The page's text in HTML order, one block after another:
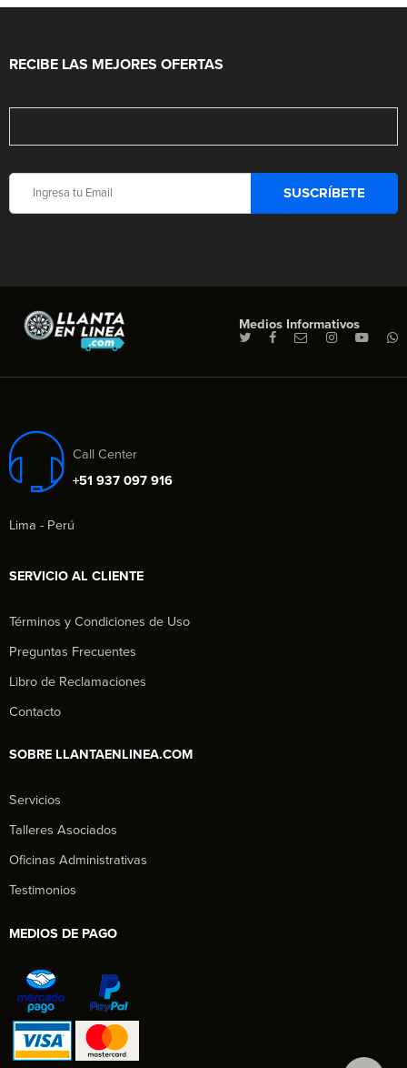
RECIBE LAS MEJORES OFERTAS
Medios Informativos
Call Center
+51 937 097 916
Lima - Perú
SERVICIO AL CLIENTE
Términos y Condiciones de Uso
Preguntas Frecuentes
Libro de Reclamaciones
Contacto
SOBRE LLANTAENLINEA.COM
Servicios
Talleres Asociados
Oficinas Administrativas
Testimonios
MEDIOS DE PAGO